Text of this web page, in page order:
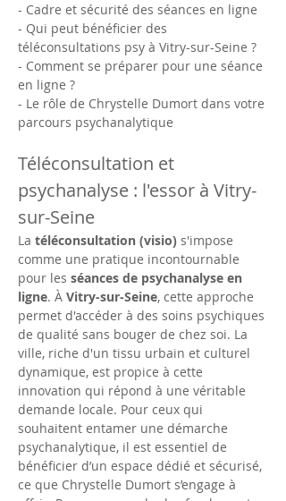
- Cadre et sécurité des séances en ligne
- Qui peut bénéficier des
téléconsultations psy à Vitry-sur-Seine ?
- Comment se préparer pour une séance
en ligne ?
- Le rôle de Chrystelle Dumort dans votre
parcours psychanalytique
Téléconsultation et
psychanalyse : l'essor à Vitry-
sur-Seine
La téléconsultation (visio) s'impose
comme une pratique incontournable
pour les séances de psychanalyse en
ligne. À Vitry-sur-Seine, cette approche
permet d'accéder à des soins psychiques
de qualité sans bouger de chez soi. La
ville, riche d'un tissu urbain et culturel
dynamique, est propice à cette
innovation qui répond à une véritable
demande locale. Pour ceux qui
souhaitent entamer une démarche
psychanalytique, il est essentiel de
bénéficier d’un espace dédié et sécurisé,
ce que Chrystelle Dumort s’engage à